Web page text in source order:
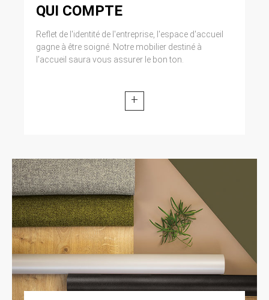
QUI COMPTE
Reflet de l'identité de l'entreprise, l'espace d'accueil
gagne à être soigné. Notre mobilier destiné à
l’accueil saura vous assurer le bon ton.
+